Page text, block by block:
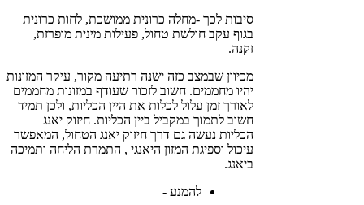
סיבות לכך -מחלה כרונית ממושכת, לחות כרונית
בגוף עקב חולשת טחול, פעילות מינית מופרזת,
זקנה.
מכיוון שבמצב כזה ישנה רתיעה מקור, עיקר המזונות
יהיו מחממים. חשוב לזכור שעודף במזונות מחממים
לאורך זמן עלול לכלות את היין הכליות, ולכן תמיד
חשוב לתמוך במקביל ביין הכליות. חיזוק יאנג
הכליות נעשה גם דרך חיזוק יאנג הטחול, המאפשר
עיכול וספיגת המזון היאנגי , התמרת הליחה ותמיכה
ביאנג.
להמנע -